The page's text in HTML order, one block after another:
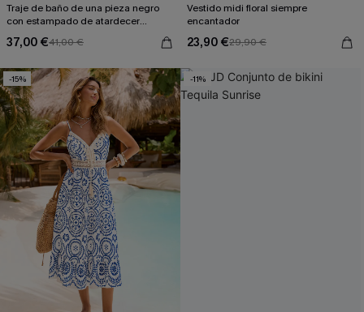
Traje de baño de una pieza negro
con estampado de atardecer
37,00 €41,00 €
Vestido midi floral siempre
encantador
23,90 €29,90 €
-15% -11%